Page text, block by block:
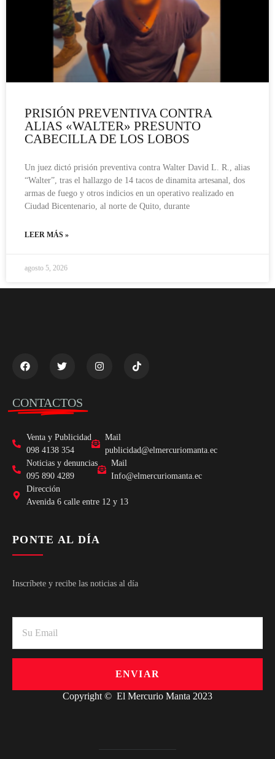
PRISIÓN PREVENTIVA CONTRA
ALIAS «WALTER» PRESUNTO
CABECILLA DE LOS LOBOS
Un juez dictó prisión preventiva contra Walter David L. R., alias
“Walter”, tras el hallazgo de 14 tacos de dinamita artesanal, dos
armas de fuego y otros indicios en un operativo realizado en
Ciudad Bicentenario, al norte de Quito, durante
LEER MÁS »
agosto 5, 2026
CONTACTOS
Venta y Publicidad
098 4138 354
Mail
publicidad@elmercuriomanta.ec
Noticias y denuncias
095 890 4289
Mail
Info@elmercuriomanta.ec
Dirección
Avenida 6 calle entre 12 y 13
PONTE AL DÍA
Inscríbete y recibe las noticias al día
ENVIAR
Copyright © El Mercurio Manta 2023